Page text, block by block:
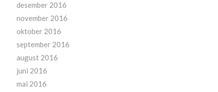
desember 2016
november 2016
oktober 2016
september 2016
august 2016
juni 2016
mai 2016